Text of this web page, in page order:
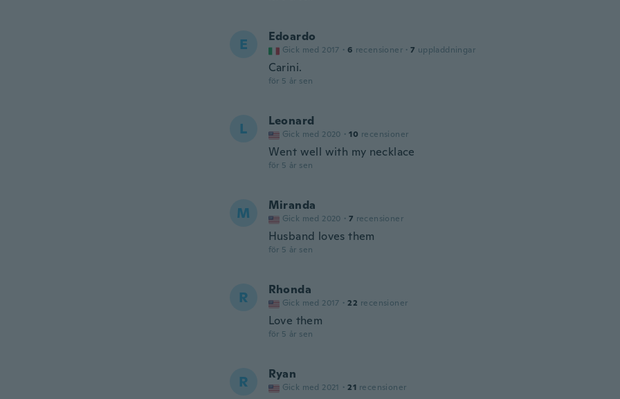
E Edoardo
Gick med 2017 · 6 recensioner · 7 uppladdningar
Carini.
för 5 år sen
L Leonard
Gick med 2020 · 10 recensioner
Went well with my necklace
för 5 år sen
M Miranda
Gick med 2020 · 7 recensioner
Husband loves them
för 5 år sen
R Rhonda
Gick med 2017 · 22 recensioner
Love them
för 5 år sen
R Ryan
Gick med 2021 · 21 recensioner